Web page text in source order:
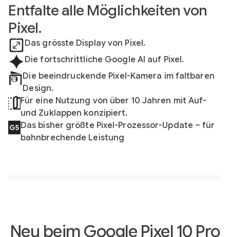
Entfalte alle Möglichkeiten von
Pixel.
Das grösste Display von Pixel.
Die fortschrittliche Google AI auf Pixel.
Die beeindruckende Pixel-Kamera im faltbaren
Design.
Für eine Nutzung von über 10 Jahren mit Auf-
und Zuklappen konzipiert.
Das bisher größte Pixel-Prozessor-Update – für
bahnbrechende Leistung
Neu beim Google Pixel 10 Pro